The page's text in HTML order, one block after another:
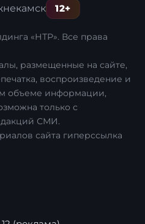
12+
«НТР». Все права
размещенные на сайте,
воспроизведение и
объеме информации,
только с
СМИ.
сайта гиперссылка